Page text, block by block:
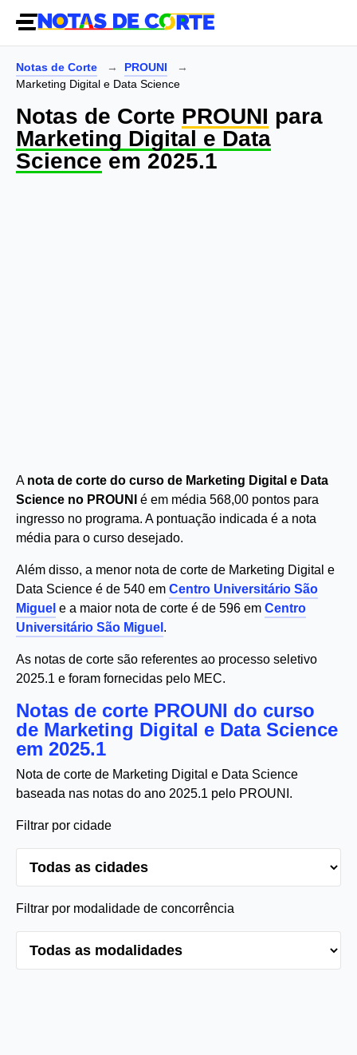
Notas de Corte
PROUNI
Marketing Digital e Data Science
Notas de Corte PROUNI para
Marketing Digital e Data
Science em 2025.1
A nota de corte do curso de Marketing Digital e Data
Science no PROUNI
é em média 568,00 pontos para
ingresso no programa. A pontuação indicada é a nota
média para o curso desejado.
Além disso, a menor nota de corte de Marketing Digital e
Data Science é de 540 em Centro Universitário São
Miguel e a maior nota de corte é de 596 em Centro
Universitário São Miguel .
As notas de corte são referentes ao processo seletivo
2025.1 e foram fornecidas pelo MEC.
Notas de corte PROUNI do curso
de Marketing Digital e Data Science
em 2025.1
Nota de corte de Marketing Digital e Data Science
baseada nas notas do ano 2025.1 pelo PROUNI.
Filtrar por cidade
Filtrar por modalidade de concorrência